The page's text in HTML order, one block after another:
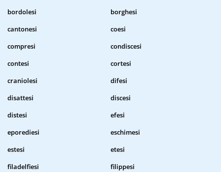
bordolesi
borghesi
cantonesi
coesi
compresi
condiscesi
contesi
cortesi
craniolesi
difesi
disattesi
discesi
distesi
efesi
eporediesi
eschimesi
estesi
etesi
filadelfiesi
filippesi